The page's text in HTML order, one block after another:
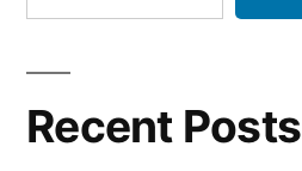
Recent Posts